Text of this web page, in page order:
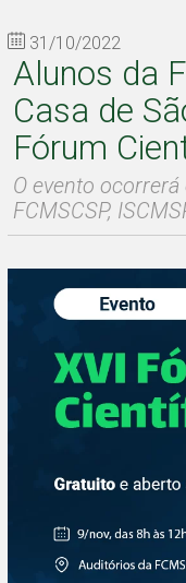
31/10/2022
Alunos da
Casa de
Fórum
O evento
FCMSCSP,